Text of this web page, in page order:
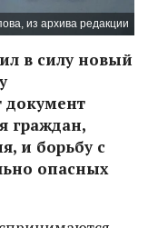
из архива редакции
в силу новый
документ
граждан,
и борьбу с
опасных